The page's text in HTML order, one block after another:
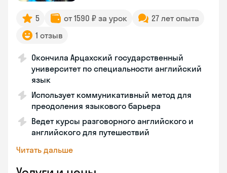
5 от 1590 ₽ за урок
27 лет опыта
1 отзыв
Окончила Арцахский государственный
университет по специальности английский
язык
Использует коммуникативный метод для
преодоления языкового барьера
Ведет курсы разговорного английского и
английского для путешествий
Читать дальше